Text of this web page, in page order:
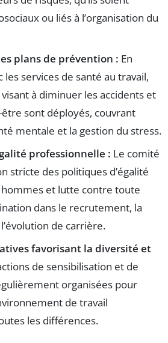
ou liés à l’organisation du
plans de prévention : En
les services de santé au travail,
à diminuer les accidents et
sont déployés, couvrant
mentale et la gestion du stress.
professionnelle : Le comité
stricte des politiques d’égalité
et lutte contre toute
dans le recrutement, la
de carrière.
favorisant la diversité et
de sensibilisation et de
organisées pour
de travail
les différences.